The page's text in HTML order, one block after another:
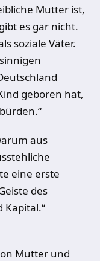
Mutter ist,
es gar nicht.
soziale Väter.
geboren hat,
aus
eine erste
des
Kapital.“
Mutter und